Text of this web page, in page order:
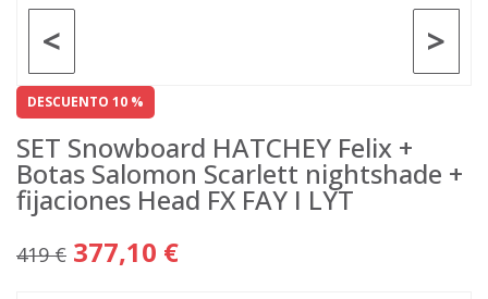
>
<
DESCUENTO 10 %
SET Snowboard HATCHEY Felix +
Botas Salomon Scarlett nightshade +
fijaciones Head FX FAY I LYT
419 € 377,10 €